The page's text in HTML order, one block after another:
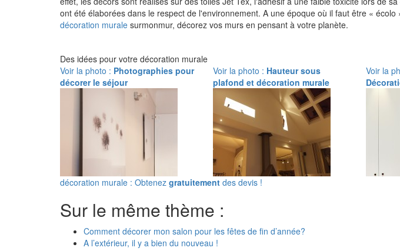
ont été élaborées dans le respect de l'environnement. A une époque où il faut être « écolo
décoration murale surmonmur, décorez vos murs en pensant à votre planète.
Des idées pour votre décoration murale
Voir la photo : Photographies pour
décorer le séjour
Voir la photo : Hauteur sous
plafond et décoration murale
Voir la
décoration murale : Obtenez gratuitement des devis !
Sur le même thème :
Comment décorer mon salon pour les fêtes de fin d’année?
A l’extérieur, il y a bien du nouveau !